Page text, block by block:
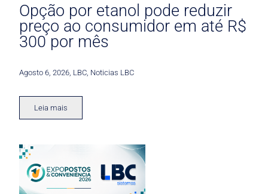
Opção por etanol pode reduzir
preço ao consumidor em até R$
300 por mês
Agosto 6, 2026 LBC Noticias LBC
Leia mais